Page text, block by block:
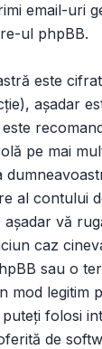
email-uri
ul phpBB.
este
aşadar
pe mai
al contului
aşadar vă
caz
sau o
mod legitim
folosi
de